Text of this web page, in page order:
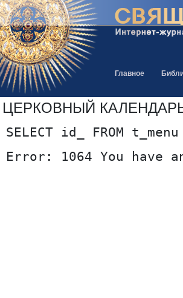
Главное
ЦЕРКОВНЫЙ
SELECT id_ FROM